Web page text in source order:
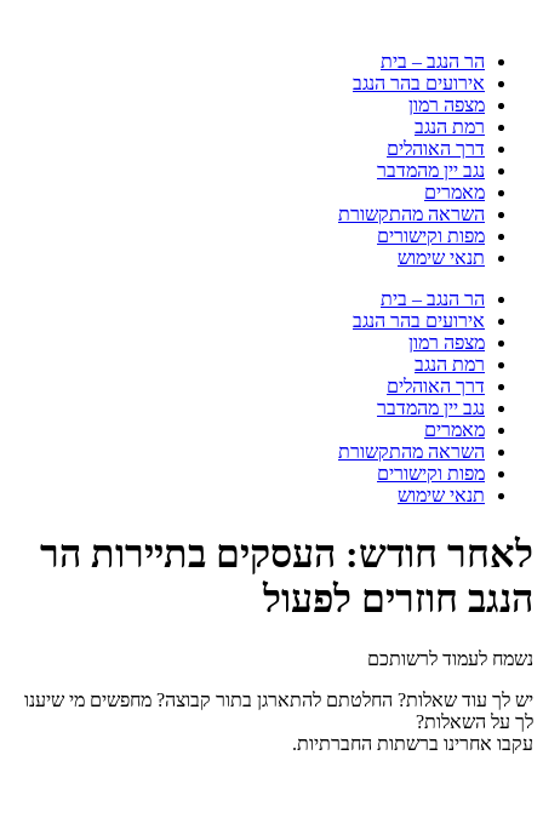
הר הנגב – בית
אירועים בהר הנגב
מצפה רמון
רמת הנגב
דרך האוהלים
נגב יין מהמדבר
מאמרים
השראה מהתקשורת
מפות וקישורים
תנאי שימוש
הר הנגב – בית
אירועים בהר הנגב
מצפה רמון
רמת הנגב
דרך האוהלים
נגב יין מהמדבר
מאמרים
השראה מהתקשורת
מפות וקישורים
תנאי שימוש
לאחר חודש: העסקים בתיירות הר
הנגב חוזרים לפעול
נשמח לעמוד לרשותכם
יש לך עוד שאלות? החלטתם להתארגן בתור קבוצה? מחפשים מי שיענו
לך על השאלות?
עקבו אחרינו ברשתות החברתיות.